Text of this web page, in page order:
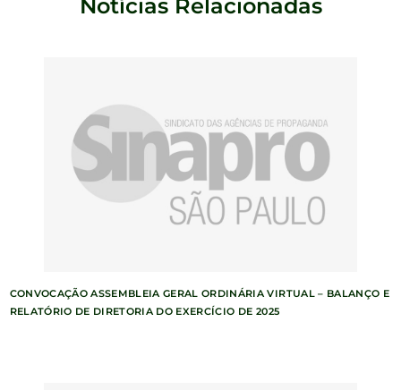
Notícias Relacionadas
CONVOCAÇÃO ASSEMBLEIA GERAL ORDINÁRIA VIRTUAL – BALANÇO E
RELATÓRIO DE DIRETORIA DO EXERCÍCIO DE 2025